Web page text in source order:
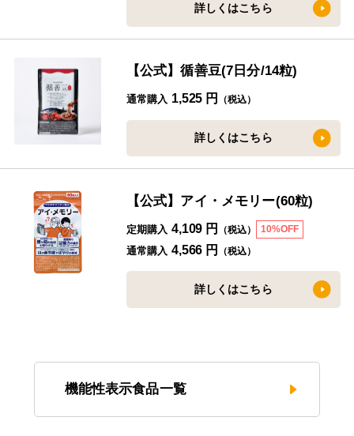
詳しくはこちら
【公式】循善豆(7日分/14粒)
通常購入 1,525 円 （税込）
詳しくはこちら
【公式】アイ・メモリー(60粒)
定期購入 4,109 円 （税込） 10%OFF
通常購入 4,566 円 （税込）
詳しくはこちら
機能性表示食品一覧